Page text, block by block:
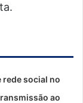
rede social no
ao